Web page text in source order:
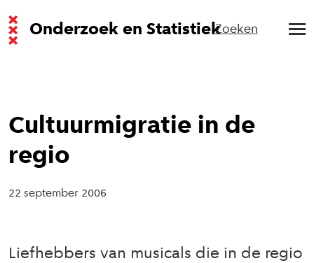
Onderzoek en StatistiekZoeken
Cultuurmigratie in de
regio
22 september 2006
Liefhebbers van musicals die in de regio